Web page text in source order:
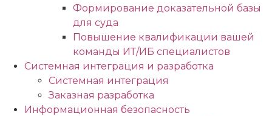
Формирование доказательной базы
для суда
Повышение квалификации вашей
команды ИТ/ИБ специалистов
Системная интеграция и разработка
Системная интеграция
Заказная разработка
Информационная безопасность